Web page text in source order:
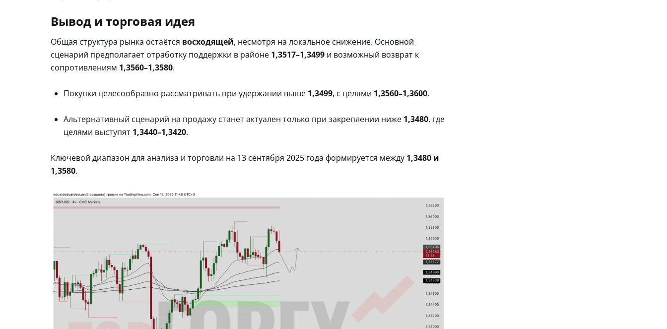
Вывод и торговая идея
Общая структура рынка остаётся восходящей, несмотря на локальное снижение. Основной
сценарий предполагает отработку поддержки в районе 1,3517–1,3499 и возможный возврат к
сопротивлениям 1,3560–1,3580.
Покупки целесообразно рассматривать при удержании выше 1,3499, с целями 1,3560–1,3600.
Альтернативный сценарий на продажу станет актуален только при закреплении ниже 1,3480, где
целями выступят 1,3440–1,3420.
Ключевой диапазон для анализа и торговли на 13 сентября 2025 года формируется между 1,3480 и
1,3580.